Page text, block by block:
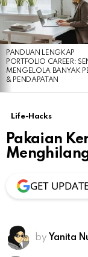
STORIES
PANDUAN LENGKAP
PORTFOLIO CAREER:
MENGELOLA BANYAK
& PENDAPATAN
Life-Hacks
Pakaian
GET
by Yanita